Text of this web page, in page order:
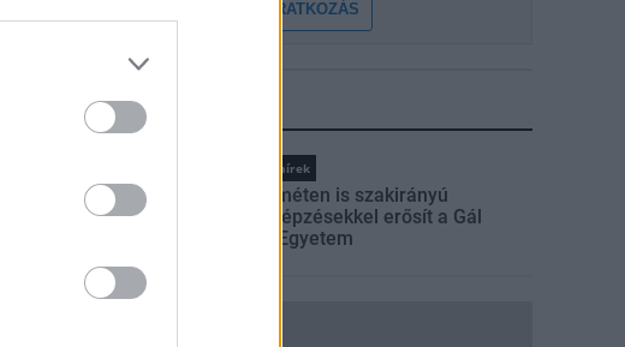
FELIRATKOZÁS
LEGFRISSEBB
Országos hírek
Kecskeméten is szakirányú
továbbképzésekkel erősít a Gál
Ferenc Egyetem